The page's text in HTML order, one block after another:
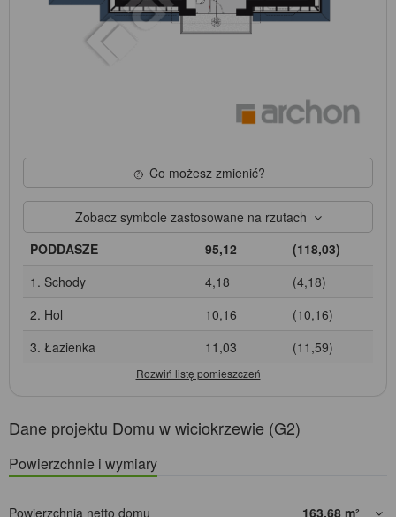
Co możesz zmienić?
Zobacz symbole zastosowane na rzutach
PODDASZE
95,12
(118,03)
1. Schody
4,18
(4,18)
2. Hol
10,16
(10,16)
3. Łazienka
11,03 (11,59)
Dane projektu Domu w wiciokrzewie (G2)
Powierzchnie i wymiary
Powierzchnia netto domu 163,68 m²